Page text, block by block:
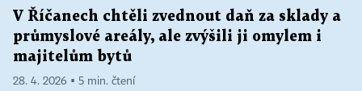
V Říčanech chtěli zvednout daň za sklady a
průmyslové areály, ale zvýšili ji omylem i
majitelům bytů
28. 4. 2026 ▪ 5 min. čtení